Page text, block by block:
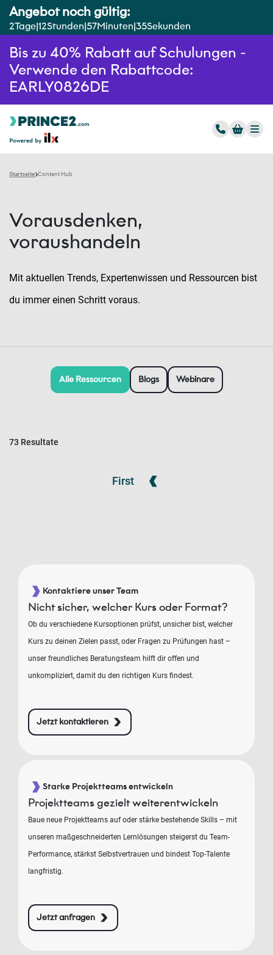
Angebot noch gültig:
2Tage 12Stunden 57Minuten 35Sekunden
Bis zu 40% Rabatt auf Schulungen -
Verwende den Rabattcode:
EARLY0826DE
Startseite Content Hub
Vorausdenken,
voraushandeln
Mit aktuellen Trends, Expertenwissen und Ressourcen bist
du immer einen Schritt voraus.
Alle Ressourcen Blogs Webinare
73 Resultate
First
Kontaktiere unser Team
Nicht sicher, welcher Kurs oder Format?
Ob du verschiedene Kursoptionen prüfst, unsicher bist, welcher
Kurs zu deinen Zielen passt, oder Fragen zu Prüfungen hast –
unser freundliches Beratungsteam hilft dir offen und
unkompliziert, damit du den richtigen Kurs findest.
Jetzt kontaktieren
Starke Projektteams entwickeln
Projektteams gezielt weiterentwickeln
Baue neue Projektteams auf oder stärke bestehende Skills – mit
unseren maßgeschneiderten Lernlösungen steigerst du Team-
Performance, stärkst Selbstvertrauen und bindest Top-Talente
langfristig.
Jetzt anfragen